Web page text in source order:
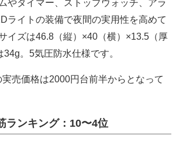
やタイマー、ストップウォッチ、アラ
ライトの装備で夜間の実用性を高めて
イズは46.8（縦）×40（横）×13.5（厚
34g。5気圧防水仕様です。
売価格は2000円台前半からとなって
ランキング：10〜4位